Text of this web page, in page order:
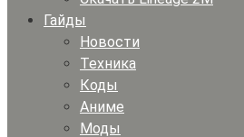
Гайды
Новости
Техника
Коды
Аниме
Моды